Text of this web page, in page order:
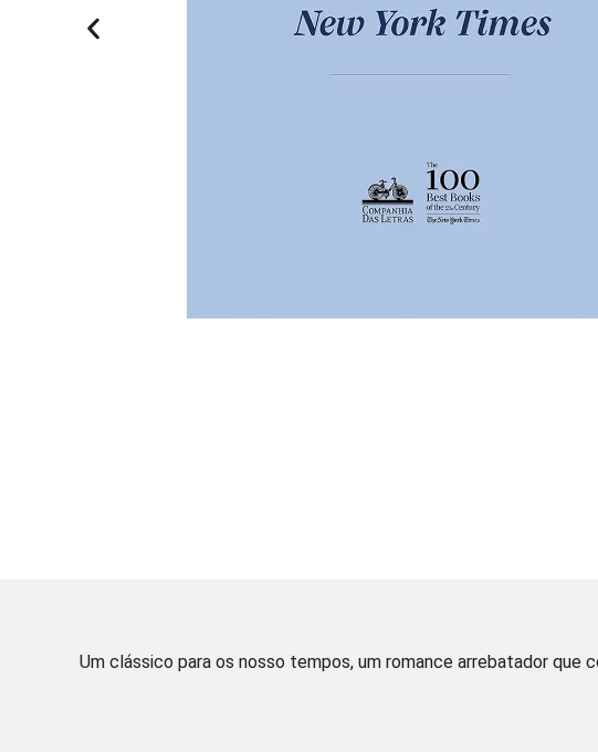
Um clássico para os nosso tempos, um romance arrebatador que